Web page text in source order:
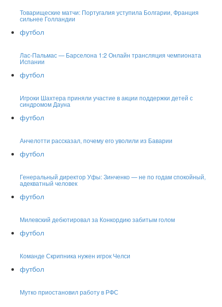
Товарищеские матчи: Португалия уступила Болгарии, Франция
сильнее Голландии
футбол
Лас-Пальмас — Барселона 1:2 Онлайн трансляция чемпионата
Испании
футбол
Игроки Шахтера приняли участие в акции поддержки детей с
синдромом Дауна
футбол
Анчелотти рассказал, почему его уволили из Баварии
футбол
Генеральный директор Уфы: Зинченко — не по годам спокойный,
адекватный человек
футбол
Милевский дебютировал за Конкордию забитым голом
футбол
Команде Скрипника нужен игрок Челси
футбол
Мутко приостановил работу в РФС